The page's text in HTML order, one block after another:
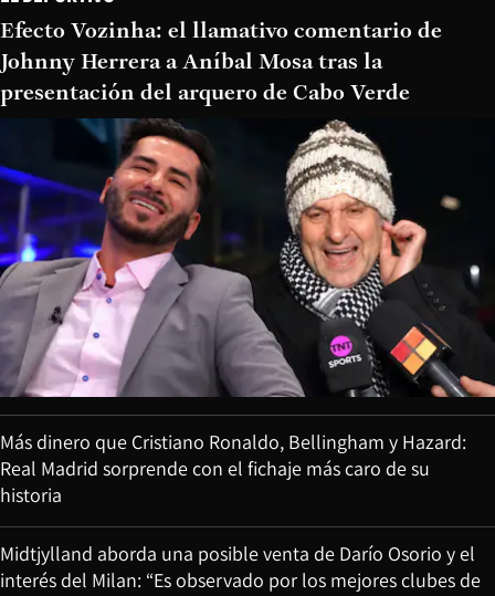
Efecto Vozinha: el llamativo comentario de
Johnny Herrera a Aníbal Mosa tras la
presentación del arquero de Cabo Verde
Más dinero que Cristiano Ronaldo, Bellingham y Hazard:
Real Madrid sorprende con el fichaje más caro de su
historia
Midtjylland aborda una posible venta de Darío Osorio y el
interés del Milan: “Es observado por los mejores clubes de